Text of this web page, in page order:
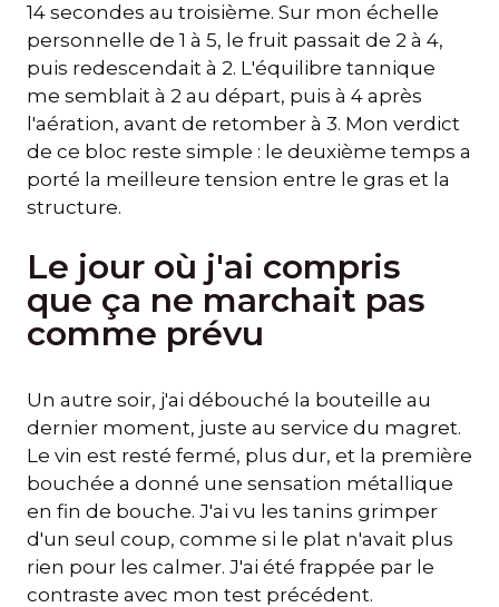
14 secondes au troisième. Sur mon échelle
personnelle de 1 à 5, le fruit passait de 2 à 4,
puis redescendait à 2. L'équilibre tannique
me semblait à 2 au départ, puis à 4 après
l'aération, avant de retomber à 3. Mon verdict
de ce bloc reste simple : le deuxième temps a
porté la meilleure tension entre le gras et la
structure.
Le jour où j'ai compris
que ça ne marchait pas
comme prévu
Un autre soir, j'ai débouché la bouteille au
dernier moment, juste au service du magret.
Le vin est resté fermé, plus dur, et la première
bouchée a donné une sensation métallique
en fin de bouche. J'ai vu les tanins grimper
d'un seul coup, comme si le plat n'avait plus
rien pour les calmer. J'ai été frappée par le
contraste avec mon test précédent.